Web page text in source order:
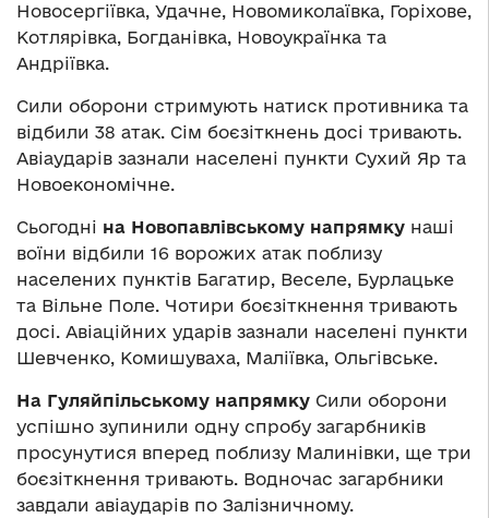
Новосергіївка, Удачне, Новомиколаївка, Горіхове,
Котлярівка, Богданівка, Новоукраїнка та
Андріївка.
Сили оборони стримують натиск противника та
відбили 38 атак. Сім боєзіткнень досі тривають.
Авіаударів зазнали населені пункти Сухий Яр та
Новоекономічне.
Сьогодні на Новопавлівському напрямку наші
воїни відбили 16 ворожих атак поблизу
населених пунктів Багатир, Веселе, Бурлацьке
та Вільне Поле. Чотири боєзіткнення тривають
досі. Авіаційних ударів зазнали населені пункти
Шевченко, Комишуваха, Маліївка, Ольгівське.
На Гуляйпільському напрямку Сили оборони
успішно зупинили одну спробу загарбників
просунутися вперед поблизу Малинівки, ще три
боєзіткнення тривають. Водночас загарбники
завдали авіаударів по Залізничному.